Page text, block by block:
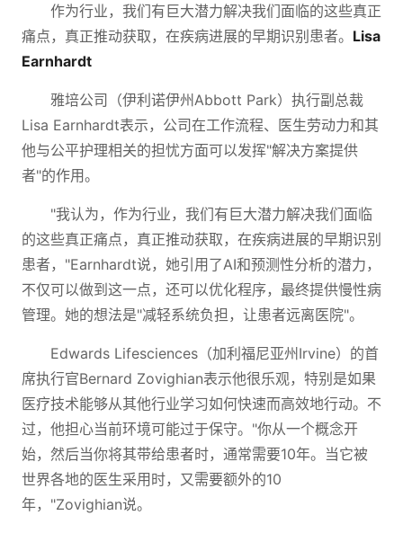
作为行业，我们有巨大潜力解决我们面临的这些真正
痛点，真正推动获取，在疾病进展的早期识别患者。 Lisa
Earnhardt
雅培公司（伊利诺伊州Abbott Park）执行副总裁
Lisa Earnhardt表示，公司在工作流程、医生劳动力和其
他与公平护理相关的担忧方面可以发挥"解决方案提供
者"的作用。
"我认为，作为行业，我们有巨大潜力解决我们面临
的这些真正痛点，真正推动获取，在疾病进展的早期识别
患者，"Earnhardt说，她引用了AI和预测性分析的潜力，
不仅可以做到这一点，还可以优化程序，最终提供慢性病
管理。她的想法是"减轻系统负担，让患者远离医院"。
Edwards Lifesciences（加利福尼亚州Irvine）的首
席执行官Bernard Zovighian表示他很乐观，特别是如果
医疗技术能够从其他行业学习如何快速而高效地行动。不
过，他担心当前环境可能过于保守。"你从一个概念开
始，然后当你将其带给患者时，通常需要10年。当它被
世界各地的医生采用时，又需要额外的10
年，"Zovighian说。